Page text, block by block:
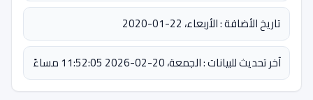
تاريخ الأضافة : الأربعاء، 22-01-2020
آخر تحديث للبيانات : الجمعة، 20-02-2026 11:52:05 مساءً